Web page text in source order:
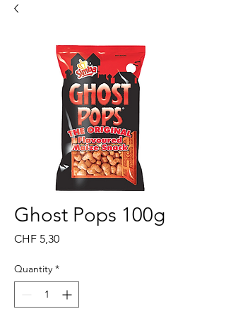
Ghost Pops 100g
CHF 5,30Price
Quantity *